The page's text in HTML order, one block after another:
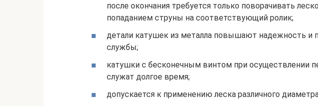
после окончания требуется только поворачивать
попаданием струны на соответствующий ролик;
детали катушек из металла повышают надежность и
службы;
катушки с бесконечным винтом при осуществлении
служат долгое время;
допускается к применению леска различного